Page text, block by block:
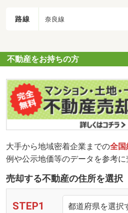
路線 奈良線
不動産をお持ちの方
大手から地域密着企業までの全国
例や公示地価等のデータを参考に
売却する不動産の住所を選択
STEP1